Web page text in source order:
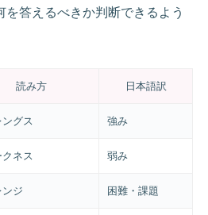
を答えるべきか判断できるよう
読み方 日本語訳
ングス 強み
クネス 弱み
ジ 困難・課題